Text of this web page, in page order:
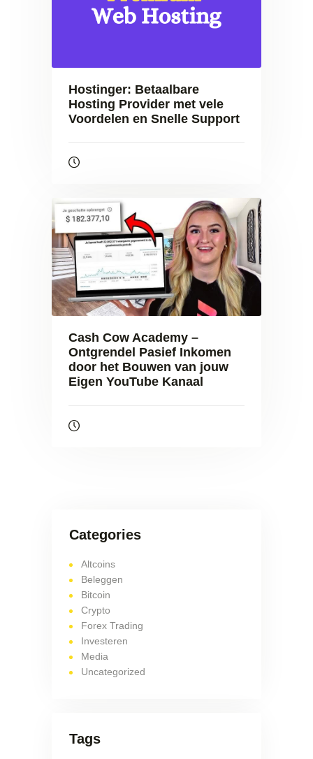
Hostinger: Betaalbare
Hosting Provider met vele
Voordelen en Snelle Support
Cash Cow Academy –
Ontgrendel Pasief Inkomen
door het Bouwen van jouw
Eigen YouTube Kanaal
Categories
Altcoins
Beleggen
Bitcoin
Crypto
Forex Trading
Investeren
Media
Uncategorized
Tags